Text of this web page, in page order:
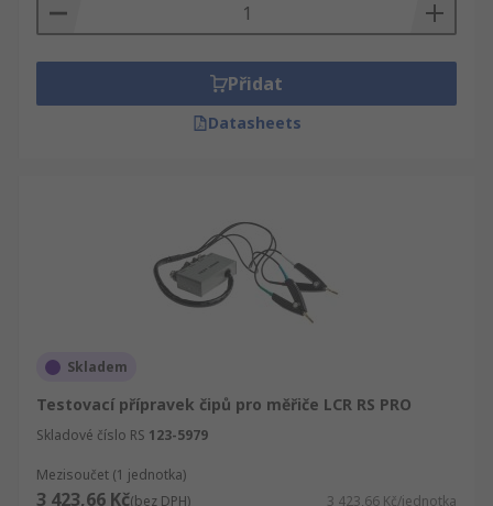
technickou specifikaci všech výrobků, mezi které
také patří Příslušenství pro měřiče LCR. Kromě
Příslušenství pro měřiče LCR máme v RS i širší
nabídku dalšího sortimentu IT, Zkušební a
bezpečnostní vybavení. Patří sem Testování a
kvalitní průmyslové, elektronické zboží a
Přidat
Datasheets
Skladem
Testovací přípravek čipů pro měřiče LCR RS PRO
Skladové číslo RS 123-5979
Mezisoučet (1 jednotka)
3 423,66 Kč(bez DPH) 3 423,66 Kč/jednotka